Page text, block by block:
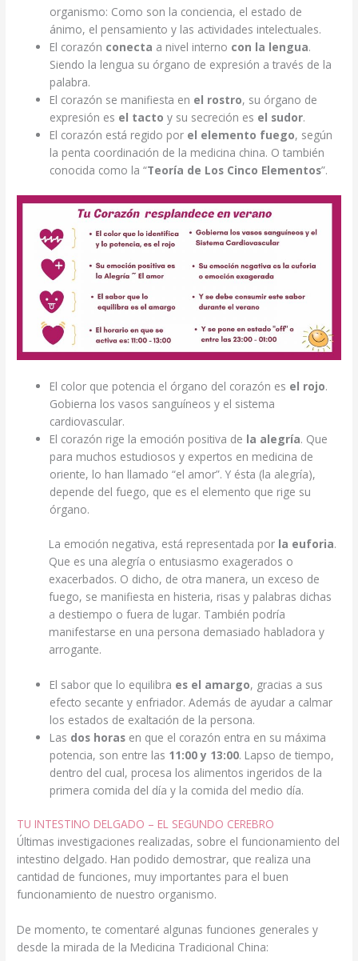
organismo: Como son la conciencia, el estado de
ánimo, el pensamiento y las actividades intelectuales.
El corazón conecta a nivel interno con la lengua.
Siendo la lengua su órgano de expresión a través de la
palabra.
El corazón se manifiesta en el rostro, su órgano de
expresión es el tacto y su secreción es el sudor.
El corazón está regido por el elemento fuego, según
la penta coordinación de la medicina china. O también
conocida como la “Teoría de Los Cinco Elementos”.
El color que potencia el órgano del corazón es el rojo.
Gobierna los vasos sanguíneos y el sistema
cardiovascular.
El corazón rige la emoción positiva de la alegría. Que
para muchos estudiosos y expertos en medicina de
oriente, lo han llamado “el amor”. Y ésta (la alegría),
depende del fuego, que es el elemento que rige su
órgano.
La emoción negativa, está representada por la euforia.
Que es una alegría o entusiasmo exagerados o
exacerbados. O dicho, de otra manera, un exceso de
fuego, se manifiesta en histeria, risas y palabras dichas
a destiempo o fuera de lugar. También podría
manifestarse en una persona demasiado habladora y
arrogante.
El sabor que lo equilibra es el amargo, gracias a sus
efecto secante y enfriador. Además de ayudar a calmar
los estados de exaltación de la persona.
Las dos horas en que el corazón entra en su máxima
potencia, son entre las 11:00 y 13:00. Lapso de tiempo,
dentro del cual, procesa los alimentos ingeridos de la
primera comida del día y la comida del medio día.
TU INTESTINO DELGADO – EL SEGUNDO CEREBRO
Últimas investigaciones realizadas, sobre el funcionamiento del
intestino delgado. Han podido demostrar, que realiza una
cantidad de funciones, muy importantes para el buen
funcionamiento de nuestro organismo.
De momento, te comentaré algunas funciones generales y
desde la mirada de la Medicina Tradicional China: